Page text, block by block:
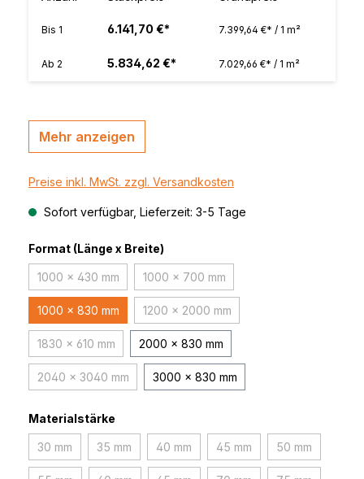
Bis 1 6.141,70 €* 7.399,64 €* / 1 m²
Ab 2 5.834,62 €* 7.029,66 €* / 1 m²
Mehr anzeigen
Preise inkl. MwSt. zzgl. Versandkosten
Sofort verfügbar, Lieferzeit: 3-5 Tage
Format (Länge x Breite)
1000 x 430 mm(Diese Option ist zurzeit nicht verfügbar.)
1000 x 700 mm(Diese Option ist zurzeit nicht
1000 x 830 mm 1200 x 2000 mm(Diese Option ist zurzeit nicht
1830 x 610 mm(Diese Option ist zurzeit nicht verfügbar.)
2000 x 830 mm
2040 x 3040 mm(Diese Option ist zurzeit nicht verfügbar.)
3000 x 830 mm
Materialstärke
30 mm(Diese Option ist zurzeit nicht verfügbar.)
35 mm(Diese Option ist zurzeit nicht verfügbar.)
40 mm(Diese Option ist zurzeit nicht
45 mm(Diese Option ist zurzeit
50 mm(Diese